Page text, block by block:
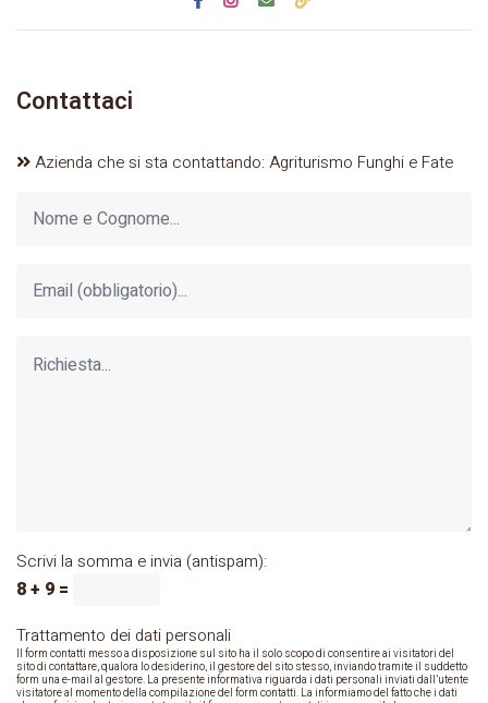
Contattaci
Azienda che si sta contattando: Agriturismo Funghi e Fate
Scrivi la somma e invia (antispam):
8 + 9 =
Trattamento dei dati personali
Il form contatti messo a disposizione sul sito ha il solo scopo di consentire ai visitatori del
sito di contattare, qualora lo desiderino, il gestore del sito stesso, inviando tramite il suddetto
form una e-mail al gestore. La presente informativa riguarda i dati personali inviati dall’utente
visitatore al momento della compilazione del form contatti. La informiamo del fatto che i dati